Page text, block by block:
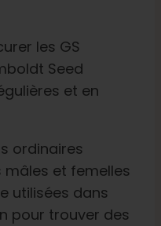
les GS
Seed
et en
ordinaires
et femelles
utilisées dans
pour trouver des